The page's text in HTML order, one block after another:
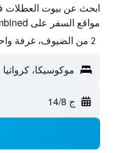
ابحث عن بيوت العطلات
مواقع السفر على HotelsCombined وقارن بينها ووفّر.
2 من الضيوف، غرفة واحدة
موكوسيكا، كرواتيا
ج 14/8